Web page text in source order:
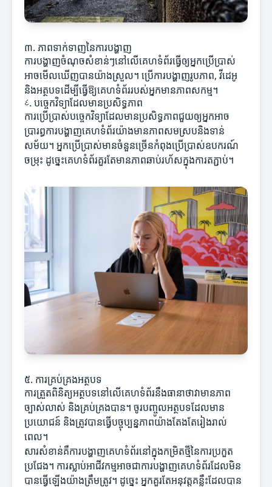
៣. ភាពទាក់ទាញនៃការបង្ហាញ
ការបង្ហាញចំណុចសំខាន់ៗនៅលើគេហទំព័រធ្វើឲ្យអ្នកប្រើប្រាស់
អាចមើលឃើញបានយ៉ាងស្រួល។ ប្រើការបង្ហាញរូបភាព, វីដេអូ
និងអត្ថបទដើម្បីធ្វើឱ្យគេហទំព័ររបស់អ្នកមានភាពសកម្ម។
٤. បច្ចេកវិទ្យាដែលមានប្រសិទ្ធភាព
ការប្រើប្រាស់បច្ចេកវិទ្យាដែលមានប្រសិទ្ធភាពជួយឲ្យអ្នកអាច
ប្រារព្ធការបង្ហាញគេហទំព័រយ៉ាងមានភាពសមស្របនិងទាន់
សម័យ។ អ្នកប្រើប្រាស់មានចំនួនច្រើនកំពុងប្រើប្រាស់ឧបករណ៍
ចម្រុះ ដូច្នេះគេហទំព័រគួរតែមានភាពឆាប់រហ័សក្នុងការតភ្ជាប់។
៥. ការគ្រប់គ្រងអត្ថបទ
ការត្រួតពិនិត្យអត្ថបទនៅលើគេហទំព័រនឹងធានាថាវាមានភាព
ច្បាស់លាស់ និងគ្រប់គ្រងបាន។ ចូរបញ្ចូលអត្ថបទដែលមាន
ប្រយោជន៍ និងត្រូវបានធ្វើបច្ចុប្បន្នភាពយ៉ាងតែងតែរៀងរាល់
ពេល។
សារសំខាន់គឺការបង្ហាញគេហទំព័រនៅក្នុងកម្រិតថ្មីនៃការប្រកួត
ប្រជែង។ ការស្លាប់អាជីវកម្មអាចជាការបង្ហាញគេហទំព័រដែលមិន
បានធ្វើឡើងយ៉ាងត្រឹមត្រូវ។ ដូច្នេះ អ្នកគួរតែអនុវត្តគន្លឹះដែលបាន